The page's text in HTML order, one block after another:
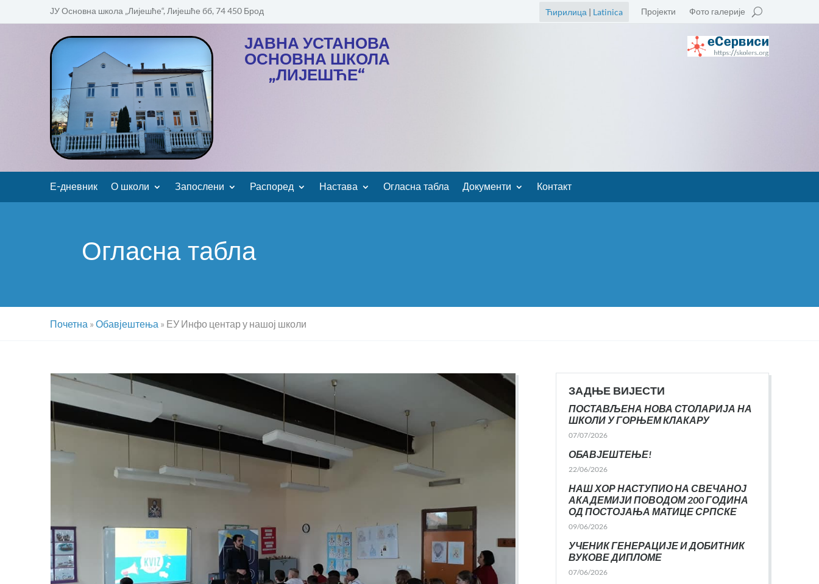
ЈУ Основна школа „Лијешће“, Лијешће бб, 74 450 Брод Пројекти Фото галерије
Ћирилица | Latinica
ЈАВНА УСТАНОВА
ОСНОВНА ШКОЛА
„ЛИЈЕШЋЕ“
Е-дневник О школи Запослени Распоред Настава Огласна табла Документи Контакт
Огласна табла
Почетна » Обавјештења » ЕУ Инфо центар у нашој школи
ЗАДЊЕ ВИЈЕСТИ
ПОСТАВЉЕНА НОВА СТОЛАРИЈА НА
ШКОЛИ У ГОРЊЕМ КЛАКАРУ
07/07/2026
ОБАВЈЕШТЕЊЕ!
22/06/2026
НАШ ХОР НАСТУПИО НА СВЕЧАНОЈ
АКАДЕМИЈИ ПОВОДОМ 200 ГОДИНА
ОД ПОСТОЈАЊА МАТИЦЕ СРПСКЕ
09/06/2026
УЧЕНИК ГЕНЕРАЦИЈЕ И ДОБИТНИК
ВУКОВЕ ДИПЛОМЕ
07/06/2026